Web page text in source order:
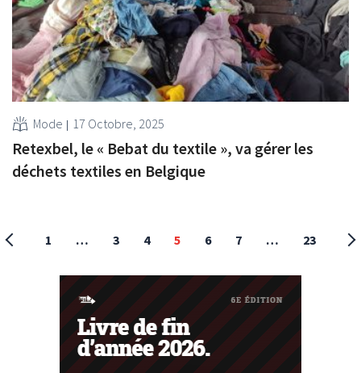
Mode 17 Octobre, 2025
Retexbel, le « Bebat du textile », va gérer les
déchets textiles en Belgique
1 … 3 4 5 6 7 … 23